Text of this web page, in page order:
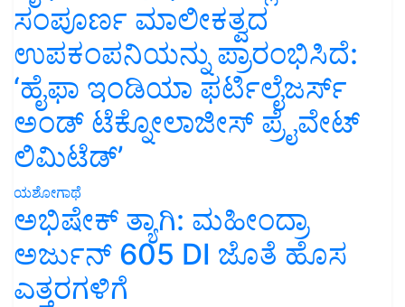
ಸಂಪೂರ್ಣ ಮಾಲೀಕತ್ವದ
ಉಪಕಂಪನಿಯನ್ನು ಪ್ರಾರಂಭಿಸಿದೆ:
‘ಹೈಫಾ ಇಂಡಿಯಾ ಫರ್ಟಿಲೈಜರ್ಸ್
ಅಂಡ್ ಟೆಕ್ನೋಲಾಜೀಸ್ ಪ್ರೈವೇಟ್
ಲಿಮಿಟೆಡ್’
ಯಶೋಗಾಥೆ
ಅಭಿಷೇಕ್ ತ್ಯಾಗಿ: ಮಹೀಂದ್ರಾ
ಅರ್ಜುನ್ 605 DI ಜೊತೆ ಹೊಸ
ಎತ್ತರಗಳಿಗೆ